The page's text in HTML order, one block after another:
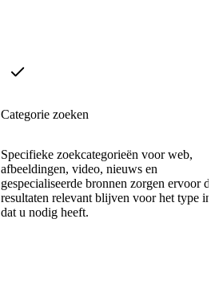
Categorie zoeken
Specifieke zoekcategorieën voor web,
afbeeldingen, video, nieuws en
gespecialiseerde bronnen zorgen ervoor
resultaten relevant blijven voor het type
dat u nodig heeft.